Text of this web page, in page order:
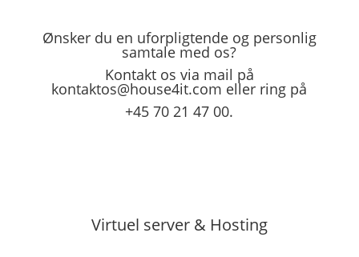
Ønsker du en uforpligtende og personlig
samtale med os?
Kontakt os via mail på
kontaktos@house4it.com eller ring på
+45 70 21 47 00.
Virtuel server & Hosting